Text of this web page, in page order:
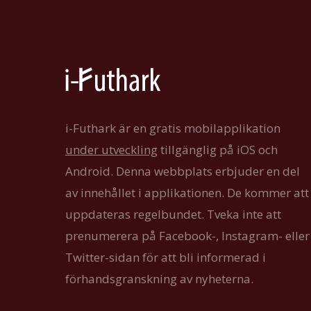
i-Futhark är en gratis mobilapplikation
under utvecklingtillgänglig på iOS och
Android. Denna webbplats erbjuder en del
av innehållet i applikationen. De kommer att
uppdateras regelbundet. Tveka inte att
prenumerera på Facebook-, Instagram- eller
Twitter-sidan för att bli informerad i
förhandsgranskning av nyheterna.